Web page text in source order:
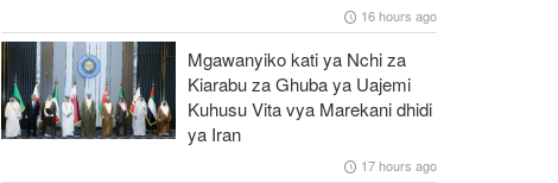
16 hours ago
Mgawanyiko kati ya Nchi za
Kiarabu za Ghuba ya Uajemi
Kuhusu Vita vya Marekani dhidi
ya Iran
17 hours ago